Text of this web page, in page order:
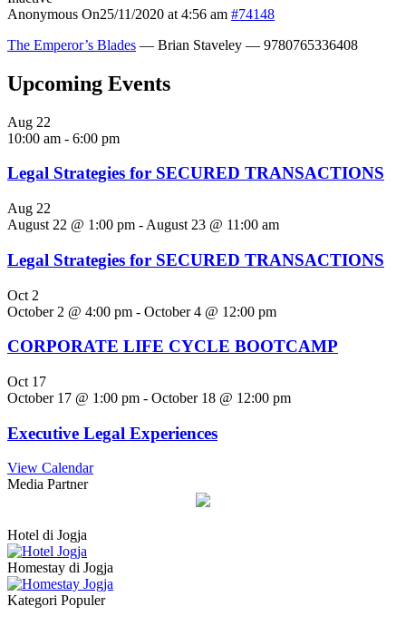
Anonymous On25/11/2020 at 4:56 am #74148
The Emperor’s Blades — Brian Staveley — 9780765336408
Upcoming Events
Aug 22
10:00 am - 6:00 pm
Legal Strategies for SECURED TRANSACTIONS
Aug 22
August 22 @ 1:00 pm - August 23 @ 11:00 am
Legal Strategies for SECURED TRANSACTIONS
Oct 2
October 2 @ 4:00 pm - October 4 @ 12:00 pm
CORPORATE LIFE CYCLE BOOTCAMP
Oct 17
October 17 @ 1:00 pm - October 18 @ 12:00 pm
Executive Legal Experiences
View Calendar
Media Partner
Hotel di Jogja
Homestay di Jogja
Kategori Populer